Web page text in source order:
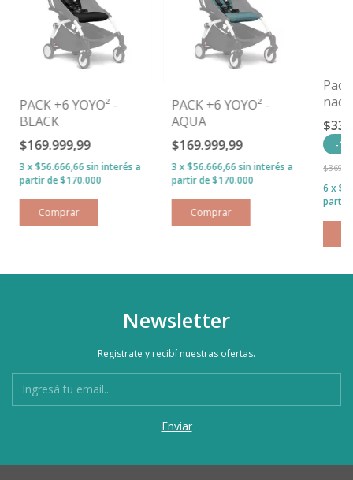
PACK +6 YOYO² -
BLACK
$169.999,99
3 x$56.666,66 sin interés
PACK +6 YOYO² -
AQUA
$169.999,99
3 x$56.666,66 sin interés
-10
6 x
Newsletter
Registrate y recibí nuestras ofertas.